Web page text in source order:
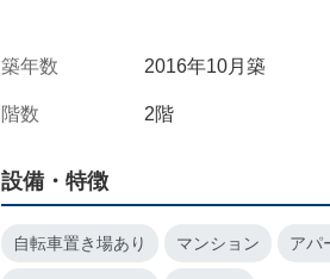
築年数 2016年10月築
階数 2階
設備・特徴
自転車置き場あり マンション アパ